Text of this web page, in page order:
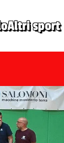
Altri sport